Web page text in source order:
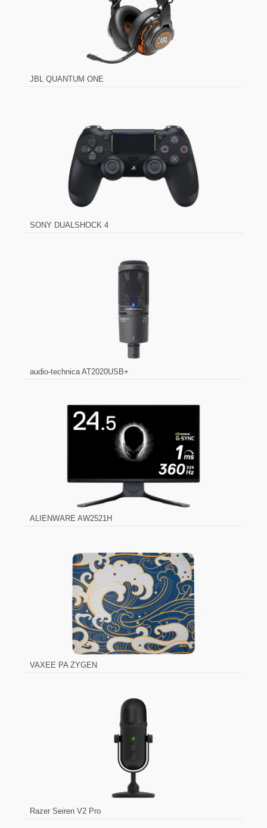
JBL QUANTUM ONE
SONY DUALSHOCK 4
audio-technica AT2020USB+
ALIENWARE AW2521H
VAXEE PA ZYGEN
Razer Seiren V2 Pro